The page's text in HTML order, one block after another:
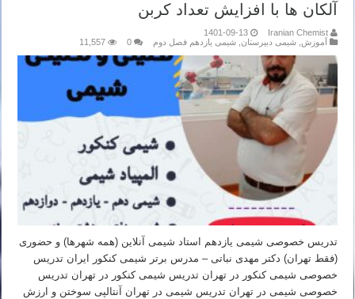
آلکان ها با افزایش تعداد کربن
Iranian Chemist
1401-09-13
آموزش شیمی دبیرستان شیمی یازدهم فصل دوم 0
11,557
تدریس خصوصی شیمی یازدهم استاد شیمی آنلاین (همه شهرها) و حضوری
(فقط تهران) دکتر مهدی نباتی – مدرس برتر شیمی کنکور ایران تدریس
خصوصی شیمی کنکور در تهران تدریس شیمی کنکور در تهران تدریس
خصوصی شیمی در تهران تدریس شیمی در تهران آنتالپی سوختن و ارزش